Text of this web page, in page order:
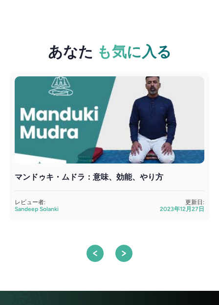
あなた も気に入る
マンドゥキ・ムドラ：意味、効能、やり方
レビュー者:
Sandeep Solanki
更新日:
2023年12月27日